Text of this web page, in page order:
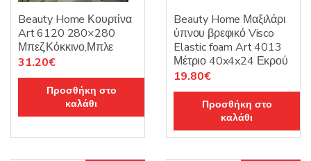
Beauty Home Κουρτίνα
Art 6120 280×280
Μπεζ,Κόκκινο,Μπλε
Original
price
31.20€Η
τρέχουσα
τιμή
είναι:
Προσθήκη στο
καλάθι
Beauty Home Μαξιλάρι
ύπνου βρεφικό Visco
Elastic foam Art 4013
Μέτριο 40x4x24 Εκρού
Original
price
19.80€Η
τρέχουσα
τιμή
είναι:
19.80€.
Προσθήκη στο
καλάθι